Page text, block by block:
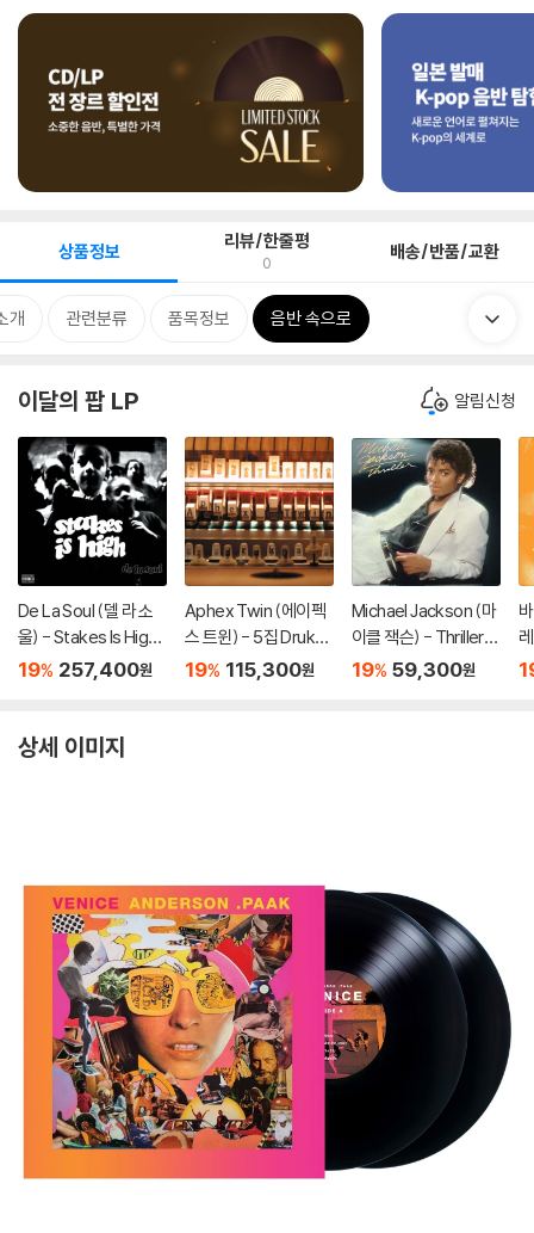
상품정보 리뷰/한줄평
0 배송/반품/교환
개 관련분류 품목정보 음반 속으로
이달의 팝 LP 알림신청
De La Soul (델 라 소
울) - Stakes Is High
[컬러 4LP]
19% 257,400원
Aphex Twin (에이펙
스 트윈) - 5집 Drukqs
[4LP]
19% 115,300원
Michael Jackson (마
이클 잭슨) - Thriller
[레드 앤 블랙 마블 LP]
19% 59,300원
상세 이미지